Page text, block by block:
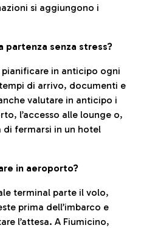
si aggiungono i
partenza senza stress?
in anticipo ogni
di arrivo, documenti e
valutare in anticipo i
l’accesso alle lounge o,
di fermarsi in un hotel
in aeroporto?
terminal parte il volo,
prima dell’imbarco e
l’attesa. A Fiumicino,